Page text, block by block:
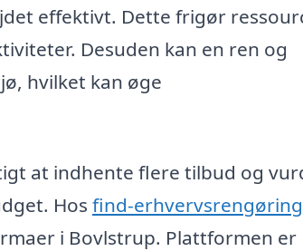
effektivt. Dette frigør
Desuden kan en ren og
hvilket kan øge
at indhente flere tilbud og
Hos find-
i Bovlstrup. Plattformen er